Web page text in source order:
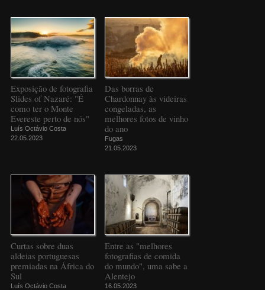
Exposição de fotografia
Slides of Nazaré: "É
como ter o Monte
Evereste perto de nós"
Luís Octávio Costa
22.05.2023
Das borras de
Chardonnay às videiras
congeladas, as
melhores fotos de vinho
do ano
Fugas
21.05.2023
Curtas sobre duas
aldeias portuguesas
premiadas na África do
Sul
Luís Octávio Costa
Entre as "melhores
fotografias de comida
do mundo", uma sabe a
Alentejo
16.05.2023